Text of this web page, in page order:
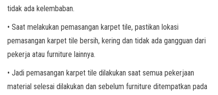
tidak ada kelembaban.
• Saat melakukan pemasangan karpet tile, pastikan lokasi
pemasangan karpet tile bersih, kering dan tidak ada gangguan dari
pekerja atau furniture lainnya.
• Jadi pemasangan karpet tile dilakukan saat semua pekerjaan
material selesai dilakukan dan sebelum furniture ditempatkan pada